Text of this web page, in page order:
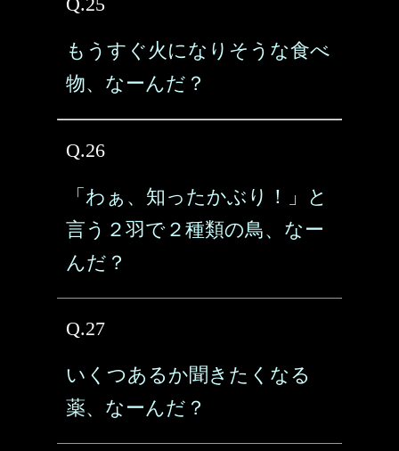
もうすぐ火になりそうな食べ
物、なーんだ？
Q.26
「わぁ、知ったかぶり！」と
言う２羽で２種類の鳥、なー
んだ？
Q.27
いくつあるか聞きたくなる
薬、なーんだ？